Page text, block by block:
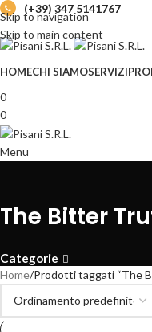
Skip to navigation
Skip to main content
(+39) 347 5141767
HOMECHI SIAMOSERVIZI
0
0
Menu
The Bitter
Categorie
Home Prodotti taggati “The